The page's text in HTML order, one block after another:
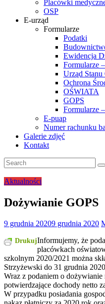
Placówki
OSP
E-urząd
Formularze
Podatki
Ewidencja
Formularze
Urząd
Ochrona
OŚWIATA
GOPS
Formularze
E-puap
Numer rachunku
Galerie zdjęć
Kontakt
Aktualności
Dożywianie GOPS
9 grudnia 20209 grudnia 2020
DrukujInformujemy, że
placówkach
szkolnym 2020/2021 można
Strzyżewski do 31 grudnia
Wraz z podaniem o dożywianie
potwierdzające dochody netto
W przypadku posiadania